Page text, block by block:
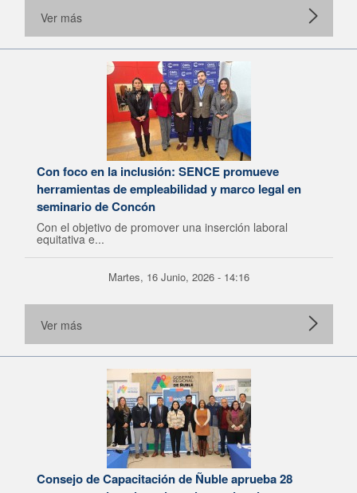
Ver más
Con foco en la inclusión: SENCE promueve
herramientas de empleabilidad y marco legal en
seminario de Concón
Con el objetivo de promover una inserción laboral
equitativa e...
Martes, 16 Junio, 2026 - 14:16
Ver más
Consejo de Capacitación de Ñuble aprueba 28